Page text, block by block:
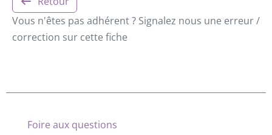
Vous n'êtes pas adhérent ? Signalez nous une erreur /
correction sur cette fiche
Foire aux questions